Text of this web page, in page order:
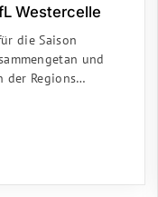
Westercelle
die Saison
und
der Regions…